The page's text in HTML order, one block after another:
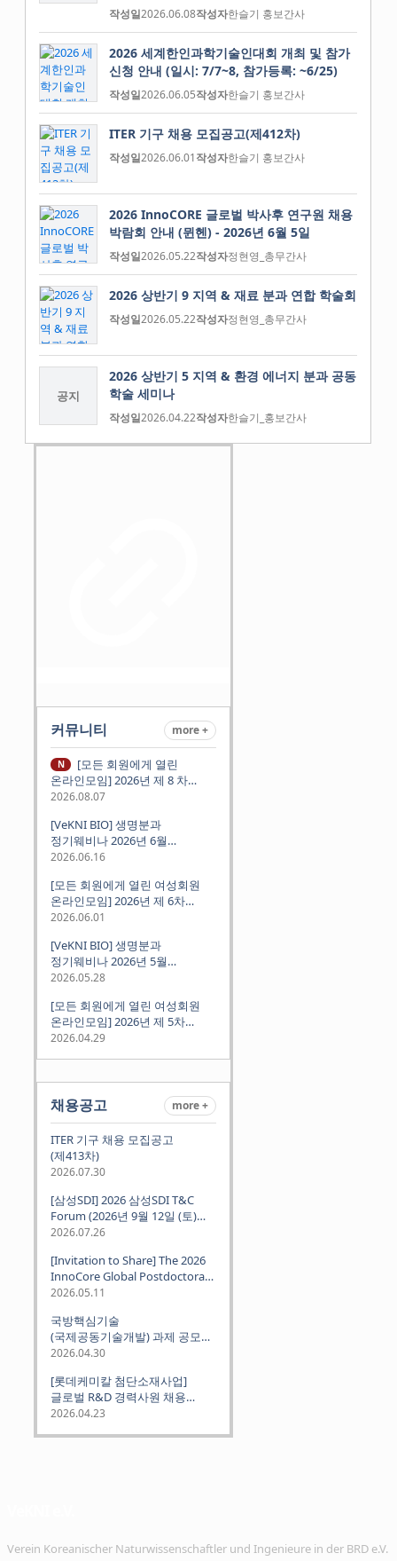
작성일2026.06.08작성자한슬기 홍보간사
2026 세계한인과학기술인대회 개최 및 참가
신청 안내 (일시: 7/7~8, 참가등록: ~6/25)
작성일2026.06.05작성자한슬기 홍보간사
ITER 기구 채용 모집공고(제412차)
작성일2026.06.01작성자한슬기 홍보간사
2026 InnoCORE 글로벌 박사후 연구원 채용
박람회 안내 (뮌헨) - 2026년 6월 5일
작성일2026.05.22작성자정현영_총무간사
2026 상반기 9 지역 & 재료 분과 연합 학술회
작성일2026.05.22작성자정현영_총무간사
공지
2026 상반기 5 지역 & 환경 에너지 분과 공동
학술 세미나
작성일2026.04.22작성자한슬기_홍보간사
커뮤니티 more +
N
온라인모임] 2026년 제 8 차
정기모임 (8월 12일 수요일 저녁
경험담
2026.08.07
[VeKNI BIO] 생명분과
정기웨비나 2026년 6월
(2026.06.18 Thu 9:00PM)
2026.06.16
[모든 회원에게 열린 여성회원
온라인모임] 2026년 제 6차
정기모임 (6월 10일 수요일 저녁
2026.06.01
[VeKNI BIO] 생명분과
정기웨비나 2026년 5월
(2026.05.28 Thu 9:00PM)
2026.05.28
[모든 회원에게 열린 여성회원
온라인모임] 2026년 제 5차
정기모임 (5월 12일 화요일 저녁
2026.04.29
채용공고 more +
ITER 기구 채용 모집공고
(제413차)
2026.07.30
[삼성SDI] 2026 삼성SDI T&C
Forum (2026년 9월 12일 (토)
뮌헨 개최)
2026.07.26
[Invitation to Share] The 2026
InnoCore Global Postdoctoral
Job Fair: Meet Korea's 4 Major
Institutes
2026.05.11
국방핵심기술
(국제공동기술개발) 과제 공모
안내 (~2026.06.26)
2026.04.30
[롯데케미칼 첨단소재사업]
글로벌 R&D 경력사원 채용
(~2026. 5.5)
2026.04.23
Verein Koreanischer Naturwissenschaftler und Ingenieure in der BRD e.V.